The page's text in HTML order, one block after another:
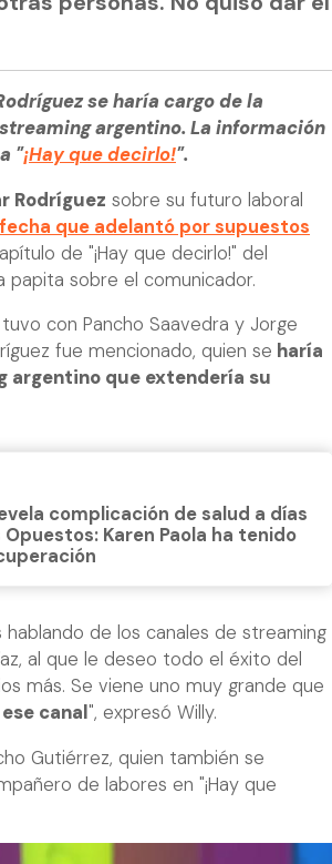
se haría cargo de la
argentino. La información
"¡Hay que decirlo!".
Rodríguez sobre su futuro laboral
fecha que adelantó por supuestos
de "¡Hay que decirlo!" del
papita sobre el comunicador.
con Pancho Saavedra y Jorge
fue mencionado, quien se haría
argentino que extendería su
complicación de salud a días
Karen Paola ha tenido
de los canales de streaming
al que le deseo todo el éxito del
más. Se viene uno muy grande que
canal ", expresó Willy.
Gutiérrez, quien también se
de labores en "¡Hay que